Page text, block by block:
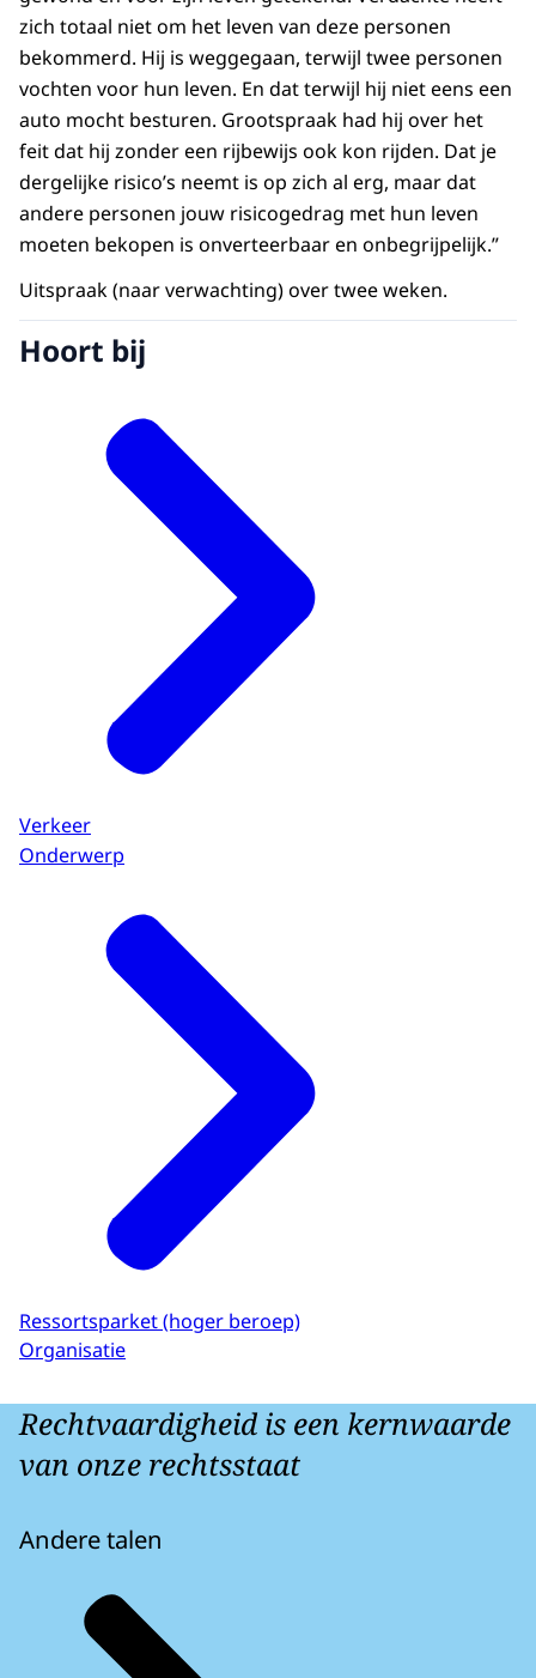
zich totaal niet om het leven van deze personen
bekommerd. Hij is weggegaan, terwijl twee personen
vochten voor hun leven. En dat terwijl hij niet eens een
auto mocht besturen. Grootspraak had hij over het
feit dat hij zonder een rijbewijs ook kon rijden. Dat je
dergelijke risico’s neemt is op zich al erg, maar dat
andere personen jouw risicogedrag met hun leven
moeten bekopen is onverteerbaar en onbegrijpelijk.”
Uitspraak (naar verwachting) over twee weken.
Hoort bij
Verkeer
Onderwerp
Ressortsparket (hoger beroep)
Organisatie
Rechtvaardigheid is een kernwaarde
van onze rechtsstaat
Andere talen